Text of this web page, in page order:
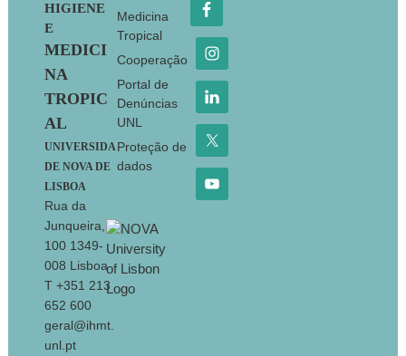
HIGIENE
E
MEDICI
NA
TROPIC
AL
UNIVERSIDA
DE NOVA DE
LISBOA
Rua da
Junqueira,
100 1349-
008 Lisboa
T +351 213
652 600
geral@ihmt.
unl.pt
Medicina
Tropical
Cooperação
Portal de
Denúncias
UNL
Proteção de
dados